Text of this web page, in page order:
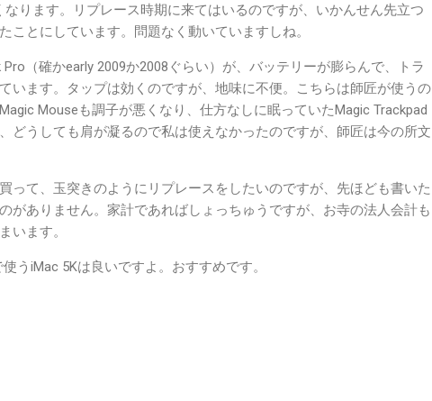
ります。リプレース時期に来てはいるのですが、いかんせん先立つ
ことにしています。問題なく動いていますしね。
（確かearly 2009か2008ぐらい）が、バッテリーが膨らんで、トラ
います。タップは効くのですが、地味に不便。こちらは師匠が使うの
Mouseも調子が悪くなり、仕方なしに眠っていたMagic Trackpad
どうしても肩が凝るので私は使えなかったのですが、師匠は今の所文
って、玉突きのようにリプレースをしたいのですが、先ほども書いた
がありません。家計であればしょっちゅうですが、お寺の法人会計も
います。
うiMac 5Kは良いですよ。おすすめです。